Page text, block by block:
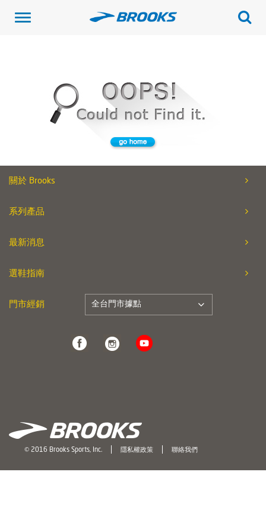
Toggle
關於 Brooks
系列產品
最新消息
選鞋指南
門市經銷 全台門市據點
© 2016 Brooks Sports, Inc. 隱私權政策 聯絡我們